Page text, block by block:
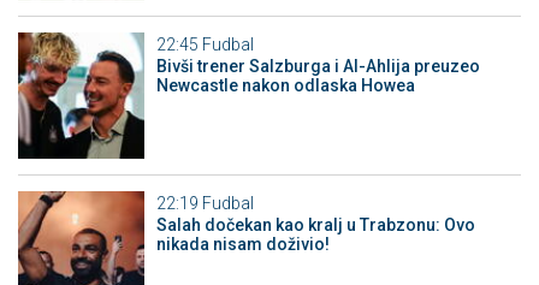
22:45 Fudbal
Bivši trener Salzburga i Al-Ahlija preuzeo
Newcastle nakon odlaska Howea
22:19 Fudbal
Salah dočekan kao kralj u Trabzonu: Ovo
nikada nisam doživio!